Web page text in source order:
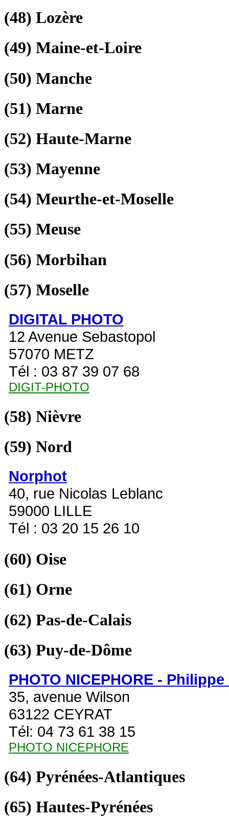
(48) Lozère
(49) Maine-et-Loire
(50) Manche
(51) Marne
(52) Haute-Marne
(53) Mayenne
(54) Meurthe-et-Moselle
(55) Meuse
(56) Morbihan
(57) Moselle
DIGITAL PHOTO
12 Avenue Sebastopol
57070 METZ
Tél : 03 87 39 07 68
DIGIT-PHOTO
(58) Nièvre
(59) Nord
Norphot
40, rue Nicolas Leblanc
59000 LILLE
Tél : 03 20 15 26 10
(60) Oise
(61) Orne
(62) Pas-de-Calais
(63) Puy-de-Dôme
PHOTO NICEPHORE - Philippe
35, avenue Wilson
63122 CEYRAT
Tél: 04 73 61 38 15
PHOTO NICEPHORE
(64) Pyrénées-Atlantiques
(65) Hautes-Pyrénées